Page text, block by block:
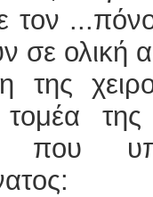
...πόνο
σε ολική
της
που